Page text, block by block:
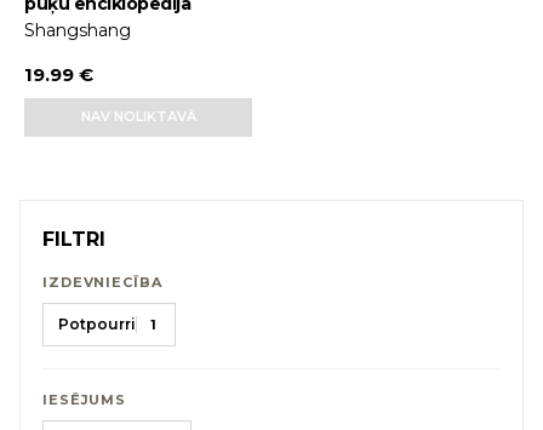
FILTRI
IZDEVNIECĪBA
Potpourri 1
IESĒJUMS
Shangshang
19.99 €
NAV NOLIKTAVĀ